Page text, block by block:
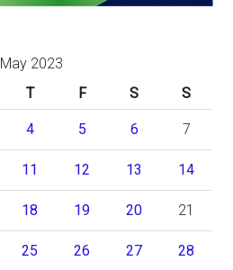
May 2023
T F S S
4 5 6 7
11 12 13 14
18 19 20 21
25 26 27 28